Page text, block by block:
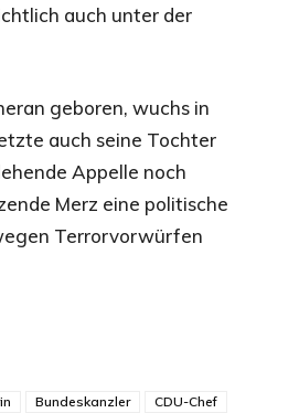
auch unter der
geboren, wuchs in
auch seine Tochter
Appelle noch
Merz eine politische
Terrorvorwürfen
Bundeskanzler
CDU-Chef